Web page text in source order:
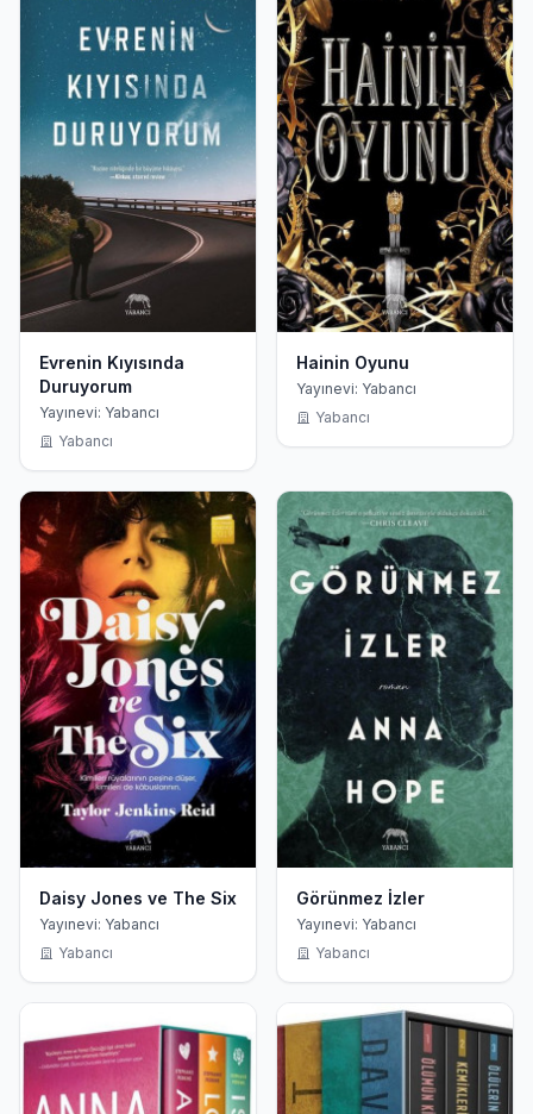
Evrenin Kıyısında
Duruyorum
Yayınevi: Yabancı
Yabancı
Hainin Oyunu
Yayınevi: Yabancı
Yabancı
Daisy Jones ve The Six
Yayınevi: Yabancı
Yabancı
Görünmez İzler
Yayınevi: Yabancı
Yabancı